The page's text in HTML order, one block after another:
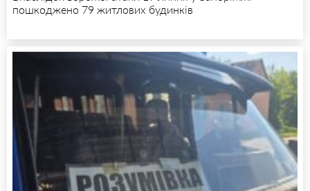
пошкоджено 79 житлових будинків